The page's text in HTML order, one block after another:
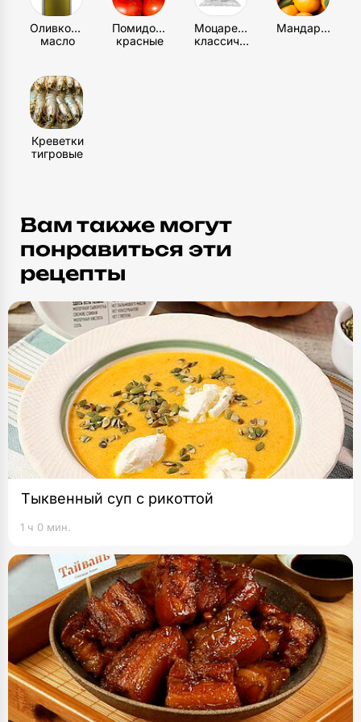
Оливковое
масло
Помидоры
красные
Моцарелла
классическая
Мандарин
Креветки
тигровые
Вам также могут
понравиться эти
рецепты
Тыквенный суп с рикоттой
1 ч 0 мин.